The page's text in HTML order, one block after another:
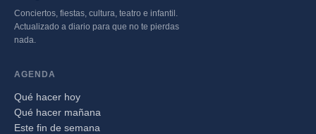
Conciertos, fiestas, cultura, teatro e infantil.
Actualizado a diario para que no te pierdas
nada.
AGENDA
Qué hacer hoy
Qué hacer mañana
Este fin de semana